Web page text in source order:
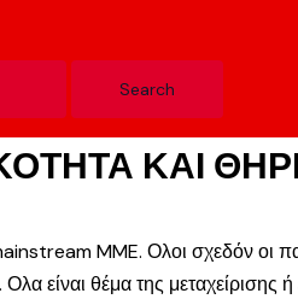
ΚΑΙ
MME. Ολοι σχεδόν οι
είναι θέμα της